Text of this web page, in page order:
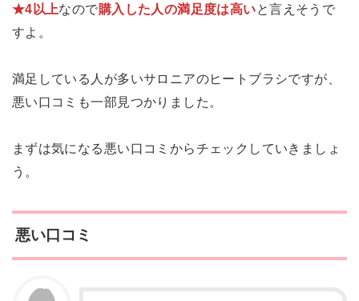
★4以上なので購入した人の満足度は高いと言えそうで
すよ。
満足している人が多いサロニアのヒートブラシですが、
悪い口コミも一部見つかりました。
まずは気になる悪い口コミからチェックしていきましょ
う。
悪い口コミ